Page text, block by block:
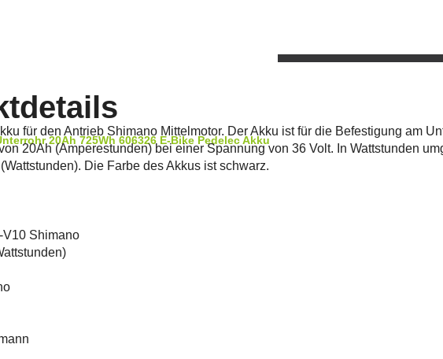
20Ah 725Wh 606326 E-Bike Pedelec Akku
für den Antrieb Shimano Mittelmotor. Der Akku ist für die Befestigung am
20Ah (Amperestunden) bei einer Spannung von 36 Volt. In Wattstunden
Die Farbe des Akkus ist schwarz.
V10 Shimano